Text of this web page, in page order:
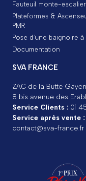
Fauteuil monte-escalier
Plateformes &
PMR
Pose d'une baignoire à
Documentation
SVA FRANCE
ZAC de la Butte Gayen
8 bis avenue des
Service Clients : 01
Service après vente :
contact@sva-france.fr